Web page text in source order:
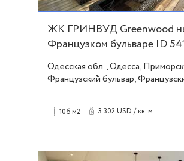
ЖК ГРИНВУД Greenwood
Французком бульваре ID
Одесская обл., Одесса,
Французский бульвар,
106 м2 3 302 USD / кв. м.